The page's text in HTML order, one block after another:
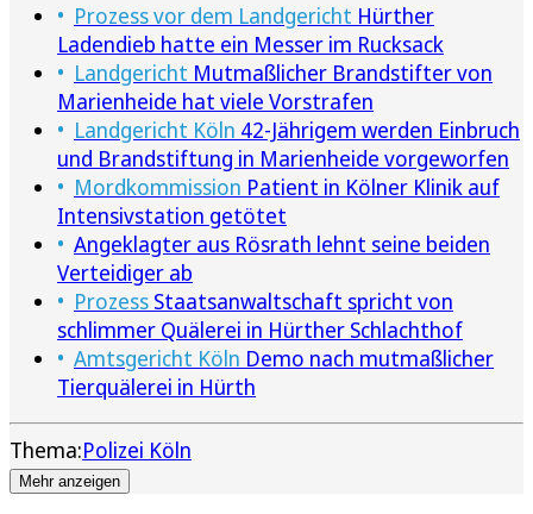
Prozess vor dem Landgericht Hürther
Ladendieb hatte ein Messer im Rucksack
Landgericht Mutmaßlicher Brandstifter von
Marienheide hat viele Vorstrafen
Landgericht Köln 42-Jährigem werden Einbruch
und Brandstiftung in Marienheide vorgeworfen
Mordkommission Patient in Kölner Klinik auf
Intensivstation getötet
Angeklagter aus Rösrath lehnt seine beiden
Verteidiger ab
Prozess Staatsanwaltschaft spricht von
schlimmer Quälerei in Hürther Schlachthof
Amtsgericht Köln Demo nach mutmaßlicher
Tierquälerei in Hürth
Thema:Polizei Köln
Mehr anzeigen